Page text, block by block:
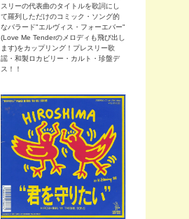
スリーの代表曲のタイトルを歌詞にし
て羅列しただけのコミック・ソング的
なバラード"エルヴィス・フォーエバー"
(Love Me Tenderのメロディも飛び出し
ます)をカップリング！プレスリー歌
謡・和製ロカビリー・カルト・珍盤デ
ス！！